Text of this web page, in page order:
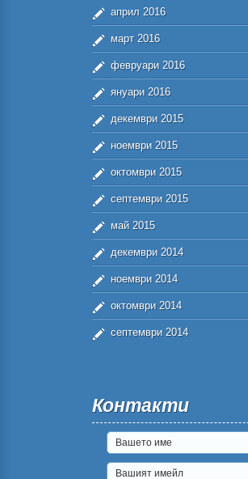
април 2016
март 2016
февруари 2016
януари 2016
декември 2015
ноември 2015
октомври 2015
септември 2015
май 2015
декември 2014
ноември 2014
октомври 2014
септември 2014
Контакти